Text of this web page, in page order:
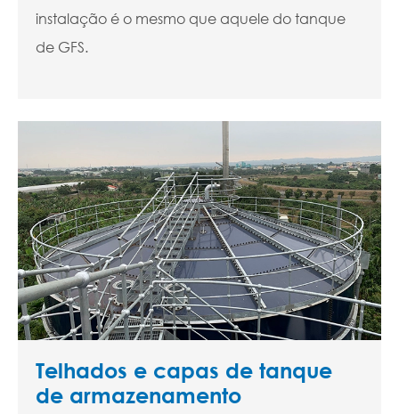
instalação é o mesmo que aquele do tanque
de GFS.
Telhados e capas de tanque
de armazenamento